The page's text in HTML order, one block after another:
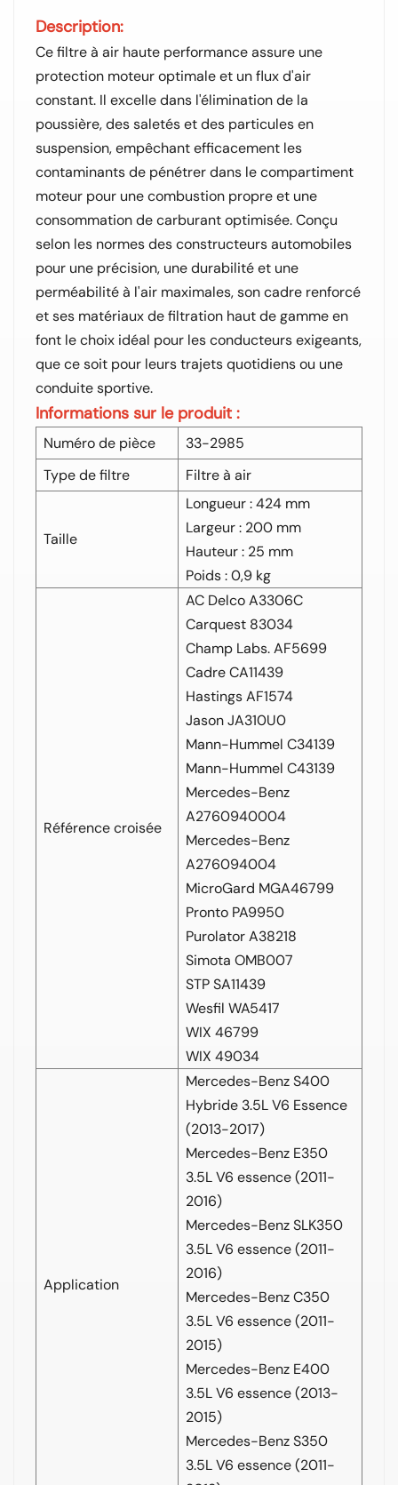
Description:
Ce filtre à air haute performance assure une
protection moteur optimale et un flux d'air
constant. Il excelle dans l'élimination de la
poussière, des saletés et des particules en
suspension, empêchant efficacement les
contaminants de pénétrer dans le compartiment
moteur pour une combustion propre et une
consommation de carburant optimisée. Conçu
selon les normes des constructeurs automobiles
pour une précision, une durabilité et une
perméabilité à l'air maximales, son cadre renforcé
et ses matériaux de filtration haut de gamme en
font le choix idéal pour les conducteurs exigeants,
que ce soit pour leurs trajets quotidiens ou une
conduite sportive.
Informations sur le produit :
Numéro de pièce
33-2985
Type de filtre
Filtre à air
Taille
Longueur : 424 mm
Largeur : 200 mm
Hauteur : 25 mm
Poids : 0,9 kg
Référence croisée
AC Delco A3306C
Carquest 83034
Champ Labs. AF5699
Cadre CA11439
Hastings AF1574
Jason JA310U0
Mann-Hummel C34139
Mann-Hummel C43139
Mercedes-Benz
A2760940004
Mercedes-Benz
A276094004
MicroGard MGA46799
Pronto PA9950
Purolator A38218
Simota OMB007
STP SA11439
Wesfil WA5417
WIX 46799
WIX 49034
Application
Mercedes-Benz S400
Hybride 3.5L V6 Essence
(2013-2017)
Mercedes-Benz E350
3.5L V6 essence (2011-
2016)
Mercedes-Benz SLK350
3.5L V6 essence (2011-
2016)
Mercedes-Benz C350
3.5L V6 essence (2011-
2015)
Mercedes-Benz E400
3.5L V6 essence (2013-
2015)
Mercedes-Benz S350
3.5L V6 essence (2011-